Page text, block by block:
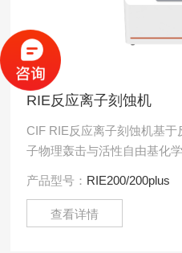
RIE反应离子刻蚀机
CIF RIE反应离子刻蚀机基
子物理轰击与活性自由基化
刻蚀速率.....
产品型号： RIE200/200plus
查看详情